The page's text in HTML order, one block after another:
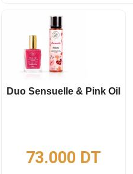
Duo Sensuelle & Pink Oil
73.000 DT